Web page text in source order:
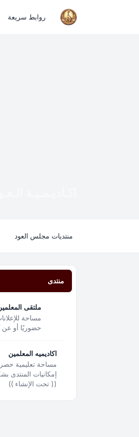
روابط سريعة
منتديات مجلس العود
منتدى
ملتقى
مساحة
حضوريًا أو عن
اكاديميه المعلمين
مساحة تعليمية
إمكانيات المنتدى
(( تحت الإنشاء ))